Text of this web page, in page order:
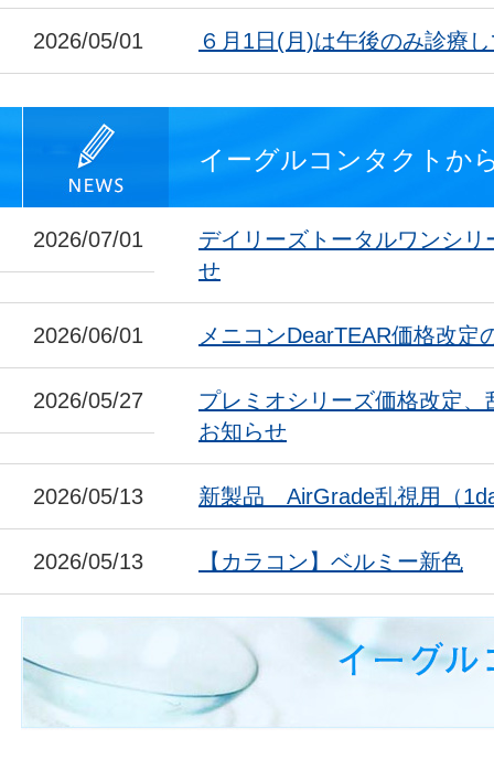
2026/05/01 ６月1日(月)は午後のみ診療
イーグルコンタクトか
2026/07/01
デイリーズトータルワンシ
せ
2026/06/01 メニコンDearTEAR価格改定
2026/05/27
プレミオシリーズ価格改定
お知らせ
2026/05/13 新製品 AirGrade乱視用（
2026/05/13 【カラコン】ベルミー新色